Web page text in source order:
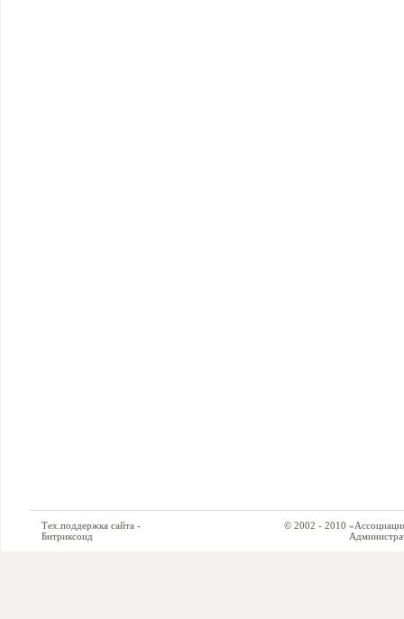
Тех.поддержка сайта -
Битриксоид
© 2002 - 2010 «Ассоциация